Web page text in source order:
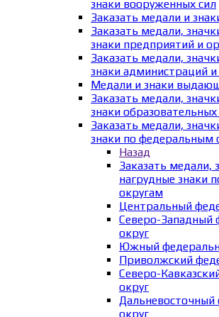
знаки вооруженных сил
Заказать медали и
Заказать медали,
знаки предприятий и
Заказать медали,
знаки администраций и
Медали и знаки
Заказать медали,
знаки
Заказать медали,
знаки по федеральным
Назад
Заказать медали,
нагрудные знаки
округам
Центральный
Северо-Западный
округ
Южный
Приволжский
Северо-
округ
округ